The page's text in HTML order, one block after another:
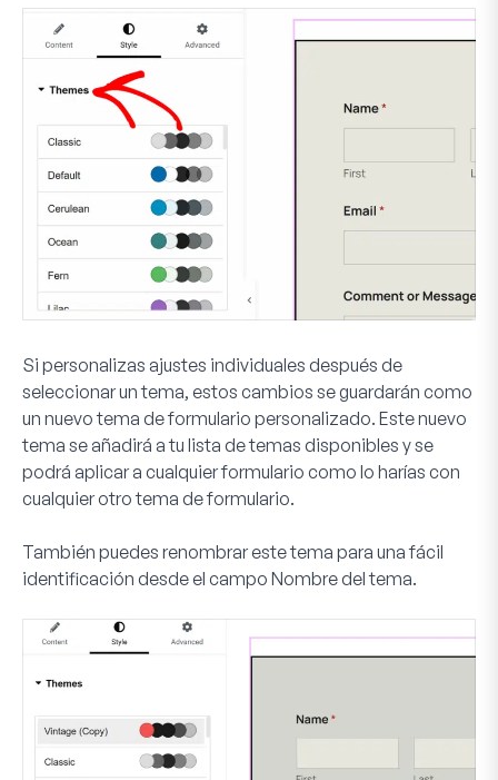
Si personalizas ajustes individuales después de
seleccionar un tema, estos cambios se guardarán como
un nuevo tema de formulario personalizado. Este nuevo
tema se añadirá a tu lista de temas disponibles y se
podrá aplicar a cualquier formulario como lo harías con
cualquier otro tema de formulario.
También puedes renombrar este tema para una fácil
identificación desde el campo Nombre del tema.